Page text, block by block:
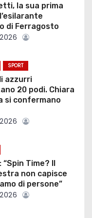
la sua prima
di Ferragosto
SPORT
azzurri
20 podi. Chiara
si confermano
Time? Il
non capisce
di persone”